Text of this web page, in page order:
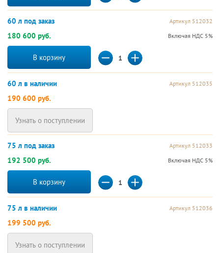
60 л под заказ Артикул 512032
180 600 руб. Включая НДС 5%
В корзину
60 л в наличии Артикул 512035
190 600 руб.
Узнать о поступлении
75 л под заказ Артикул 512033
192 500 руб. Включая НДС 5%
В корзину
75 л в наличии Артикул 512036
199 500 руб.
Узнать о поступлении